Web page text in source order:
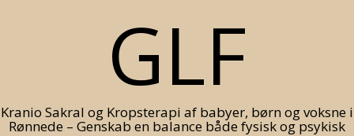
GLF
Kranio Sakral og Kropsterapi af babyer, børn og voksne i
Rønnede – Genskab en balance både fysisk og psykisk